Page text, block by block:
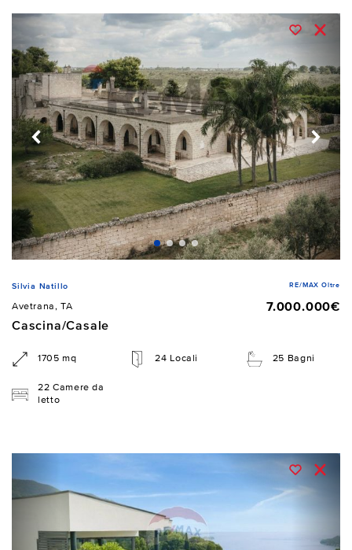
Silvia Natillo RE/MAX Oltre
Avetrana, TA
7.000.000€
Cascina/Casale
1705 mq 24 Locali 25 Bagni
22 Camere da
letto